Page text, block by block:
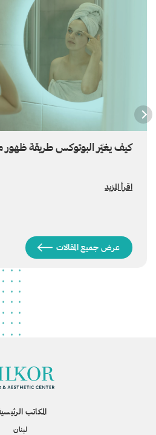
كيف يغيّر البوتوكس طريقة ظهور
اقرأ المزيد
عرض جميع المقالات
المكاتب
لبنان